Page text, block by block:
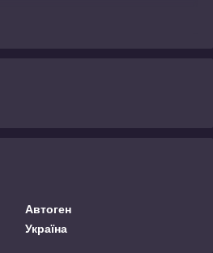
Автоген
Україна